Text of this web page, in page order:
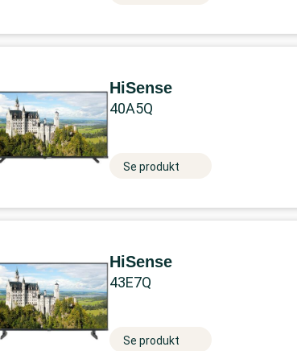
HiSense
40A5Q
Se produkt
HiSense
43E7Q
Se produkt